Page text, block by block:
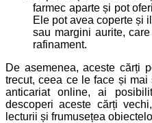
farmec aparte și pot
Ele pot avea coperte și
sau margini aurite,
rafinament.
De asemenea, aceste cărți
trecut, ceea ce le face și
anticariat online, ai
descoperi aceste cărți
lecturii și frumusețea